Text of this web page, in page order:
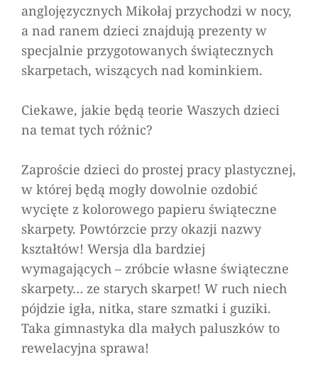
anglojęzycznych Mikołaj przychodzi w nocy,
a nad ranem dzieci znajdują prezenty w
specjalnie przygotowanych świątecznych
skarpetach, wiszących nad kominkiem.
Ciekawe, jakie będą teorie Waszych dzieci
na temat tych różnic?
Zaproście dzieci do prostej pracy plastycznej,
w której będą mogły dowolnie ozdobić
wycięte z kolorowego papieru świąteczne
skarpety. Powtórzcie przy okazji nazwy
kształtów! Wersja dla bardziej
wymagających – zróbcie własne świąteczne
skarpety… ze starych skarpet! W ruch niech
pójdzie igła, nitka, stare szmatki i guziki.
Taka gimnastyka dla małych paluszków to
rewelacyjna sprawa!